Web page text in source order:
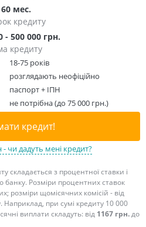
мес.
кредиту
- 500 000 грн.
кредиту
18-75 років
розглядають неофіційно
паспорт + ІПН
не потрібна (до 75 000 грн.)
кредит!
- чи дадуть мені кредит?
складається з процентної ставки і
банку. Розміри процентних ставок
розміри щомісячних комісій - від
Наприклад, при сумі кредиту 10 000
виплати складуть: від 1167 грн.до